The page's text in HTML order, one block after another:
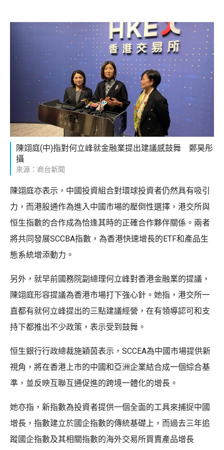
陳翊庭(中)指對何立峰就金融業提出建議感鼓舞 鄭昊彤
攝
來源：商台新聞
陳翊庭亦表示，中國投資組合對環球投資者仍然具有吸引
力，而港股通作為進入中國市場的壓倒性選擇，港交所與
恒生指數的合作成為恰逢其時的正確合作夥伴關係。兩者
將共同發展SCCBA指數，為香港快速增長的ETF和產品生
態系統增添動力。
另外，就早前國務院副總理何立峰對香港金融業的提議，
陳翊庭形容提議為香港市場打下強心針。她指，港交所一
直都有就何立峰提出的三點建議經營，在有領導認可和支
持下都推出不少政策，表示受到鼓舞。
恒生銀行行政總裁施穎茵表示，SCCEA為中國市場提供新
視角，將在香港上市的中國和亞洲企業結合成一個綜合基
準，並反映互聯互通促進的跨境一體化的增長。
她亦指，新指數為投資者提供一個全面的工具來捕捉中國
增長，指數建立於國企指數的傳統基礎上，而過去三年追
蹤國企指數及其相關指數的海外交易所買賣產品增長